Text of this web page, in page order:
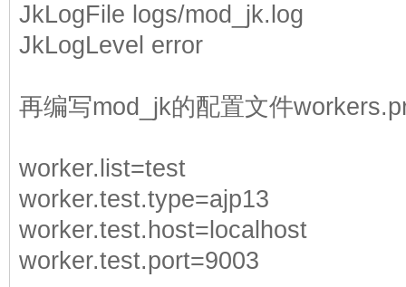
JkLogFile logs/mod_jk.log
JkLogLevel error
再编写mod_jk的配置文件
worker.list=test
worker.test.type=ajp13
worker.test.host=localhost
worker.test.port=9003